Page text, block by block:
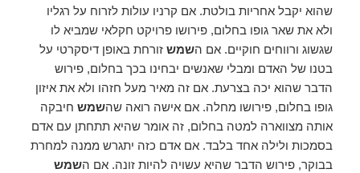
שהוא יקבל אחריות בולטת. אם קרניו עולות לזרוח על רגליו
ולא את שאר גופו בחלום, פירושו פרויקט חקלאי שמביא לו
שגשוג ורווחים חוקיים. אם השמש זורחת באופן דיסקרטי על
בטנו של האדם ומבלי שאנשים יבחינו בכך בחלום, פירוש
הדבר שהוא יכה בצרעת. אם זה מאיר מעל חזהו ולא את איזון
גופו בחלום, פירושו מחלה. אם אישה רואה שהשמש חיבקה
אותה מצווארה למטה בחלום, זה אומר שהיא תתחתן עם אדם
בסמכות ולילה אחד בלבד. אם אדם כזה יתגרש ממנה למחרת
בבוקר, פירוש הדבר שהיא עשויה להיות זונה. אם השמש